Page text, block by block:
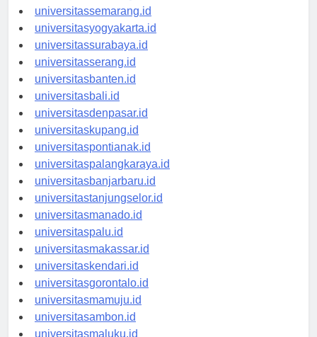
universitasbandung.id
universitassemarang.id
universitasyogyakarta.id
universitassurabaya.id
universitasserang.id
universitasbanten.id
universitasbali.id
universitasdenpasar.id
universitaskupang.id
universitaspontianak.id
universitaspalangkaraya.id
universitasbanjarbaru.id
universitastanjungselor.id
universitasmanado.id
universitaspalu.id
universitasmakassar.id
universitaskendari.id
universitasgorontalo.id
universitasmamuju.id
universitasambon.id